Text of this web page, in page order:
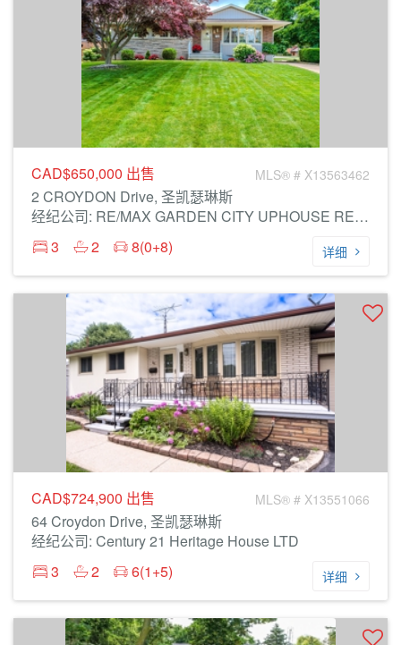
CAD$650,000 出售 MLS® # X13563462
2 CROYDON Drive, 圣凯瑟琳斯
经纪公司: RE/MAX GARDEN CITY UPHOUSE REALTY
3
2 8(0+8) 详细
CAD$724,900 出售 MLS® # X13551066
64 Croydon Drive, 圣凯瑟琳斯
经纪公司: Century 21 Heritage House LTD
3
2 6(1+5) 详细